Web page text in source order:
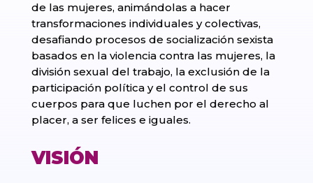
de las mujeres, animándolas a hacer
transformaciones individuales y colectivas,
desafiando procesos de socialización sexista
basados en la violencia contra las mujeres, la
división sexual del trabajo, la exclusión de la
participación política y el control de sus
cuerpos para que luchen por el derecho al
placer, a ser felices e iguales.
VISIÓN